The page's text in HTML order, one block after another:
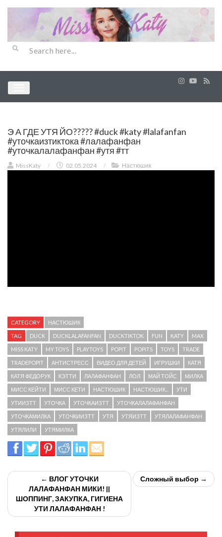
Э А ГДЕ УТЯ ЙО????? #duck #katy #lalafanfan
#уточкаизтиктока #лалафанфан
#уточкалалафанфан #утя #тт
MissKaty / 02.05.2024 / Настюшик
CATEGORY НАСТЮШИК
TAG DUCK DUCKLALAFANFAN DUCKTIKTOK FUN KATY MAX
MISS KATY MY TOYS PLAYTOYS POPIT POPITS TOYS TRADE
TRADEPOPIT АНТИСТРЕСС ВИДЕО ДЛЯ ДЕТЕЙ ИГРУШКИ КАТЯ
КАТЯ ФЕДОРУК КЭТТИ ЛАЛАФАНФАН ЛОЛ МАЙ ТОЙС МИЛКА
МИСС КЕЙТИ МИСС КЕТИ НАСТЮШИК НАСТЮШИК... УТИ
УТИИЗТТ УТОЧКА УТОЧКАИЗТТ УТОЧКАЛАЛАФАНФАН
УТОЧКАМИЛКА УТОЧКИИЗТТ УТЯ УТЯИЗТТ УТЯЛАЛАФАНФАН
УТЯЛИЛИ УТЯМИЛКА
← ВЛОГ УТОЧКИ
ЛАЛАФАНФАН МИКИ! ||
ШОППИНГ, ЗАКУПКА, ГИГИЕНА
УТИ ЛАЛАФАНФАН !
Сложный выбор →